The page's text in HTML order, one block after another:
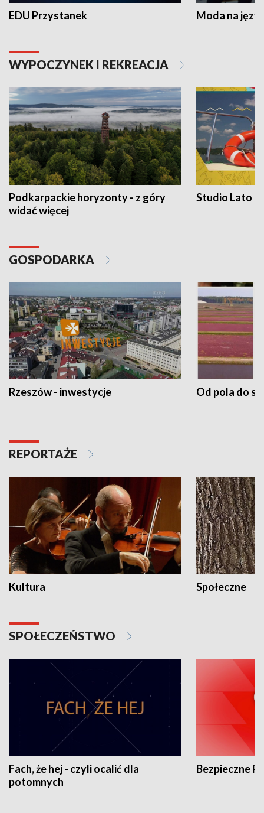
EDU Przystanek Moda na
WYPOCZYNEK I REKREACJA
Podkarpackie horyzonty - z góry
widać więcej
Studio Lato
GOSPODARKA
Rzeszów - inwestycje Od pola do
REPORTAŻE
Kultura Społeczne
SPOŁECZEŃSTWO
Fach, że hej - czyli ocalić dla
potomnych
Bezpieczne